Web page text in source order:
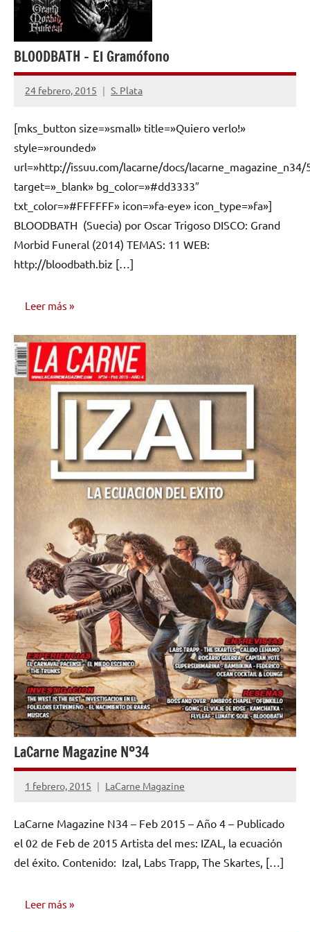
BLOODBATH – El Gramófono
24 febrero, 2015 S. Plata
No
comentarios
[mks_button size=»small» title=»Quiero verlo!»
style=»rounded»
url=»http://issuu.com/lacarne/docs/lacarne_magazine_n34/
target=»_blank» bg_color=»#dd3333″
txt_color=»#FFFFFF» icon=»fa-eye» icon_type=»fa»]
BLOODBATH (Suecia) por Oscar Trigoso DISCO: Grand
Morbid Funeral (2014) TEMAS: 11 WEB:
http://bloodbath.biz […]
Leer más
RESEÑAS
LaCarne Magazine Nº34
1 febrero, 2015 LaCarne Magazine
No
comentarios
LaCarne Magazine N34 – Feb 2015 – Año 4 – Publicado
el 02 de Feb de 2015 Artista del mes: IZAL, la ecuación
del éxito. Contenido: Izal, Labs Trapp, The Skartes, […]
Leer más